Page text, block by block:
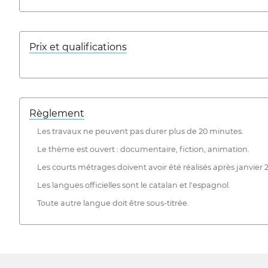
Prix ​​et qualifications
Règlement
Les travaux ne peuvent pas durer plus de 20 minutes.
Le thème est ouvert : documentaire, fiction, animation.
Les courts métrages doivent avoir été réalisés après janvier
Les langues officielles sont le catalan et l'espagnol.
Toute autre langue doit être sous-titrée.